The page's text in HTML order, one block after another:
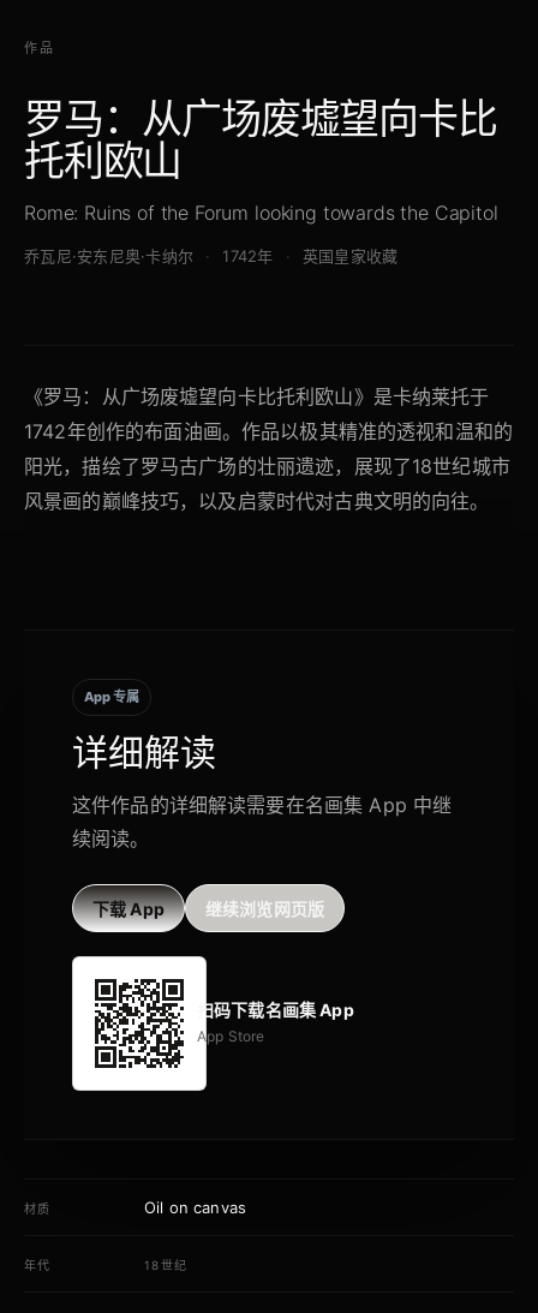
作品
罗马：从广场废墟望向卡比
托利欧山
Rome: Ruins of the Forum looking towards the Capitol
乔瓦尼·安东尼奥·卡纳尔 1742年 英国皇家收藏
《罗马：从广场废墟望向卡比托利欧山》是卡纳莱托于
1742年创作的布面油画。作品以极其精准的透视和温和的
阳光，描绘了罗马古广场的壮丽遗迹，展现了18世纪城市
风景画的巅峰技巧，以及启蒙时代对古典文明的向往。
App 专属
详细解读
这件作品的详细解读需要在名画集 App 中继
续阅读。
下载 App 继续浏览网页版
扫码下载名画集 App
App Store
材质 Oil on canvas
年代 18世纪